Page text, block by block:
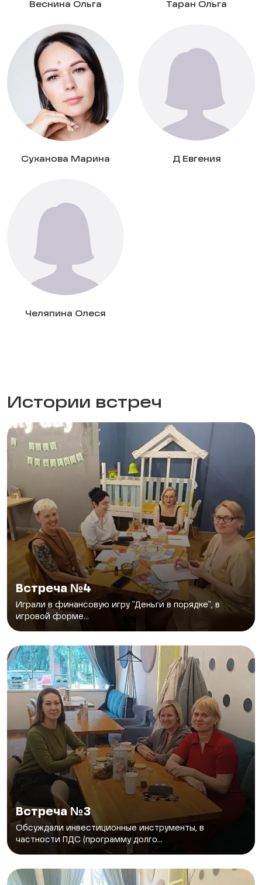
Веснина Ольга Таран Ольга
Суханова Марина Д Евгения
Челяпина Олеся
Истории встреч
Встреча №4
Играли в финансовую игру "Деньги в порядке", в
игровой форме...
Встреча №3
Обсуждали инвестиционные инструменты, в
частности ПДС (программу долго...